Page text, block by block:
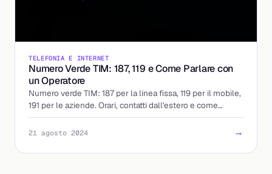
TELEFONIA E INTERNET
Numero Verde TIM: 187, 119 e Come Parlare con
un Operatore
Numero verde TIM: 187 per la linea fissa, 119 per il mobile,
191 per le aziende. Orari, contatti dall'estero e come
parlare con un operatore nel 2026.
21 agosto 2024 →